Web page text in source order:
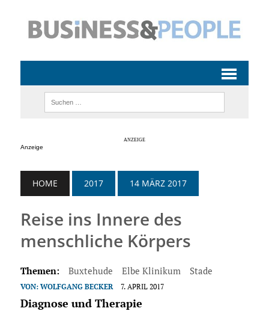
Anzeige
HOME 2017 14 MÄRZ 2017
Reise ins Innere des
menschliche Körpers
Themen: Buxtehude Elbe Klinikum Stade
VON: WOLFGANG BECKER 7. APRIL 2017
Diagnose und Therapie